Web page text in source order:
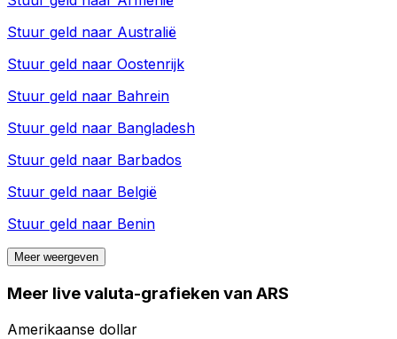
Stuur geld naar Australië
Stuur geld naar Oostenrijk
Stuur geld naar Bahrein
Stuur geld naar Bangladesh
Stuur geld naar Barbados
Stuur geld naar België
Stuur geld naar Benin
Meer weergeven
Meer live valuta-grafieken van ARS
Amerikaanse dollar